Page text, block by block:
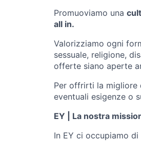
Promuoviamo una
all in.
Valorizziamo ogni
sessuale, religione,
offerte siano aperte
Per offrirti la migliore
eventuali esigenze o
EY | La nostra
In EY ci occupiamo